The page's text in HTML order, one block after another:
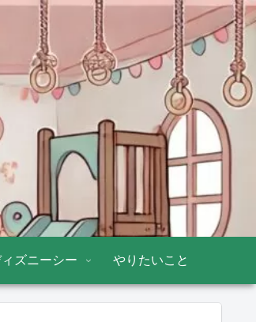
ズニーシー やりたいこと